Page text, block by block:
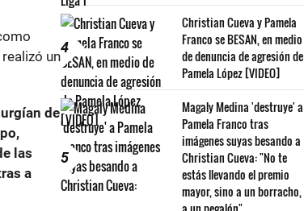
un
de
las
a
4
Christian Cueva y Pamela
Franco se BESAN, en medio
de denuncia de agresión de
Pamela López [VIDEO]
5
Magaly Medina 'destruye' a
Pamela Franco tras
imágenes suyas besando a
Christian Cueva: "No te
estás llevando el premio
mayor, sino a un borracho,